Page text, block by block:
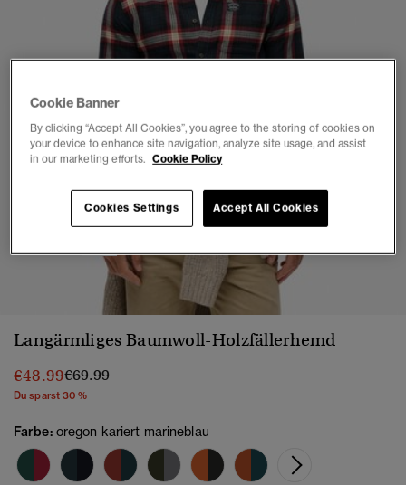
2 3 5 6 7
Langärmliges Baumwoll-Holzfällerhemd
€48.99Preis wurde reduziert von
€69.99bis
Du sparst 30 %
Farbe: oregon kariert marineblau
Cookie Banner
By clicking “Accept All Cookies”, you agree to the storing of cookies on
your device to enhance site navigation, analyze site usage, and assist
in our marketing efforts. Cookie Policy
Accept All Cookies
Cookies Settings